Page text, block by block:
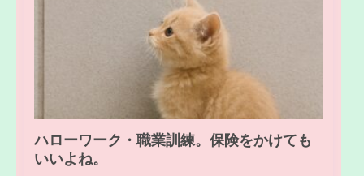
ハローワーク・職業訓練。保険をかけても
いいよね。